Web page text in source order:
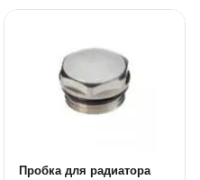
Пробка для радиатора